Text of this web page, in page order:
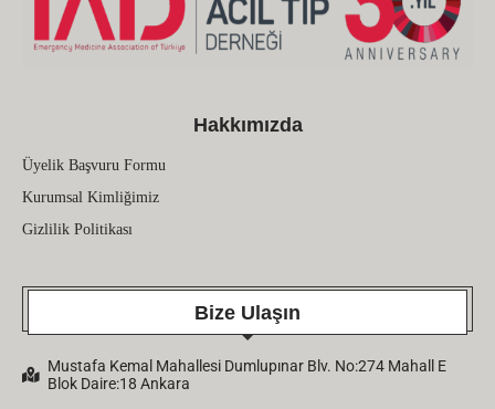
Hakkımızda
Üyelik Başvuru Formu
Kurumsal Kimliğimiz
Gizlilik Politikası
Bize Ulaşın
Mustafa Kemal Mahallesi Dumlupınar Blv. No:274 Mahall E
Blok Daire:18 Ankara